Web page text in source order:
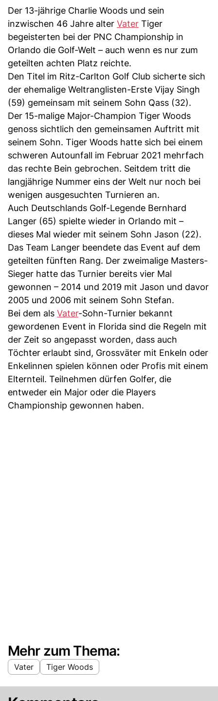
Der 13-jährige Charlie Woods und sein
inzwischen 46 Jahre alter Vater Tiger
begeisterten bei der PNC Championship in
Orlando die Golf-Welt – auch wenn es nur zum
geteilten achten Platz reichte.
Den Titel im Ritz-Carlton Golf Club sicherte sich
der ehemalige Weltranglisten-Erste Vijay Singh
(59) gemeinsam mit seinem Sohn Qass (32).
Der 15-malige Major-Champion Tiger Woods
genoss sichtlich den gemeinsamen Auftritt mit
seinem Sohn. Tiger Woods hatte sich bei einem
schweren Autounfall im Februar 2021 mehrfach
das rechte Bein gebrochen. Seitdem tritt die
langjährige Nummer eins der Welt nur noch bei
wenigen ausgesuchten Turnieren an.
Auch Deutschlands Golf-Legende Bernhard
Langer (65) spielte wieder in Orlando mit –
dieses Mal wieder mit seinem Sohn Jason (22).
Das Team Langer beendete das Event auf dem
geteilten fünften Rang. Der zweimalige Masters-
Sieger hatte das Turnier bereits vier Mal
gewonnen – 2014 und 2019 mit Jason und davor
2005 und 2006 mit seinem Sohn Stefan.
Bei dem als Vater-Sohn-Turnier bekannt
gewordenen Event in Florida sind die Regeln mit
der Zeit so angepasst worden, dass auch
Töchter erlaubt sind, Grossväter mit Enkeln oder
Enkelinnen spielen können oder Profis mit einem
Elternteil. Teilnehmen dürfen Golfer, die
entweder ein Major oder die Players
Championship gewonnen haben.
Mehr zum Thema:
Vater Tiger Woods